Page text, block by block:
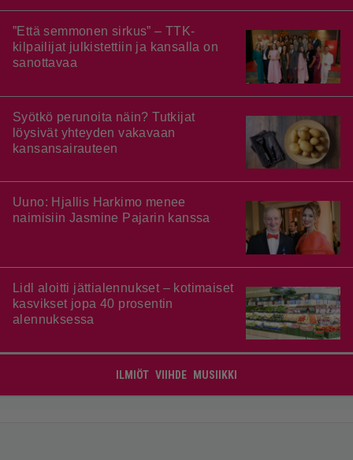
”Että semmonen sirkus” – TTK-
kilpailijat julkistettiin ja kansalla on
sanottavaa
Syötkö perunoita näin? Tutkijat
löysivät yhteyden vakavaan
kansansairauteen
Uuno: Hjallis Harkimo menee
naimisiin Jasmine Pajarin kanssa
Lidl aloitti jättialennukset – kotimaiset
kasvikset jopa 40 prosentin
alennuksessa
ILMIÖT VIIHDE MUSIIKKI